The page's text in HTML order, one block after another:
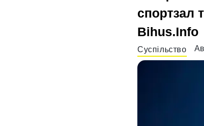
спортзал
Bihus.Info
Суспільство